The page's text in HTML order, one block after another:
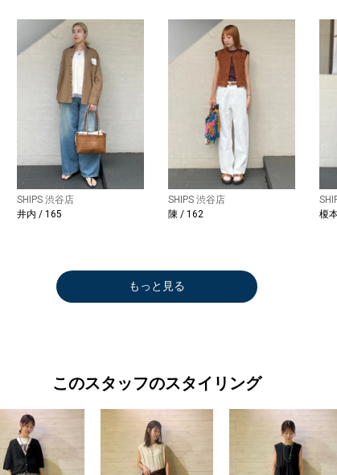
SHIPS 渋谷店
井内 / 165
SHIPS 渋谷店
陳 / 162
榎
もっと見る
このスタッフのスタイリング